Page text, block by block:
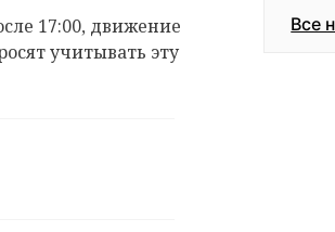
17:00, движение
учитывать эту
Все